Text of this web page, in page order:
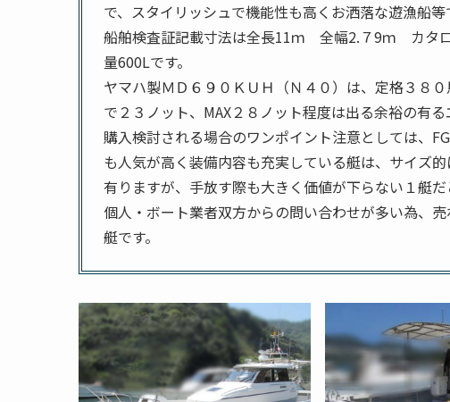
で、スタイリッシュで機能性も高くお洒落な遊漁船等
船舶検査証記載寸法は全長11ｍ 全幅2.７9ｍ カ
量600Lです。
ヤマハ製ＭＤ６９０ＫＵＨ（Ｎ４０）は、定格３８
で２３ノット、MAX２８ノット程度は出る余裕の有る
購入検討される場合のワンポイント注意としては、
も人気が高く装備内容も充実している艇は、サイズ
有りますが、手放す際も大きく価値が下らない１艇だ
個人・ボート業者双方からの問い合わせが多い為、
艇です。